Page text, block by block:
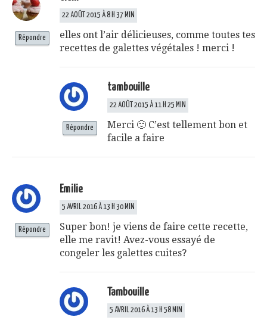
22 AOÛT 2015 À 8 H 37 MIN
elles ont l’air délicieuses, comme toutes tes
recettes de galettes végétales ! merci !
Répondre
tambouille
22 AOÛT 2015 À 11 H 25 MIN
Merci 🙂 C’est tellement bon et
facile a faire
Répondre
Emilie
5 AVRIL 2016 À 13 H 30 MIN
Super bon! je viens de faire cette recette,
elle me ravit! Avez-vous essayé de
congeler les galettes cuites?
Répondre
Tambouille
5 AVRIL 2016 À 13 H 58 MIN